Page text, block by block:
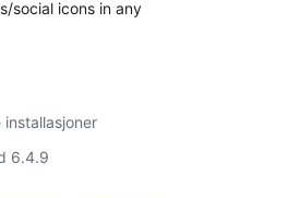
social icons in any
6.4.9